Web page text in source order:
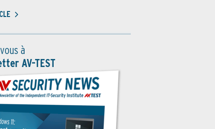
à
AV-TEST